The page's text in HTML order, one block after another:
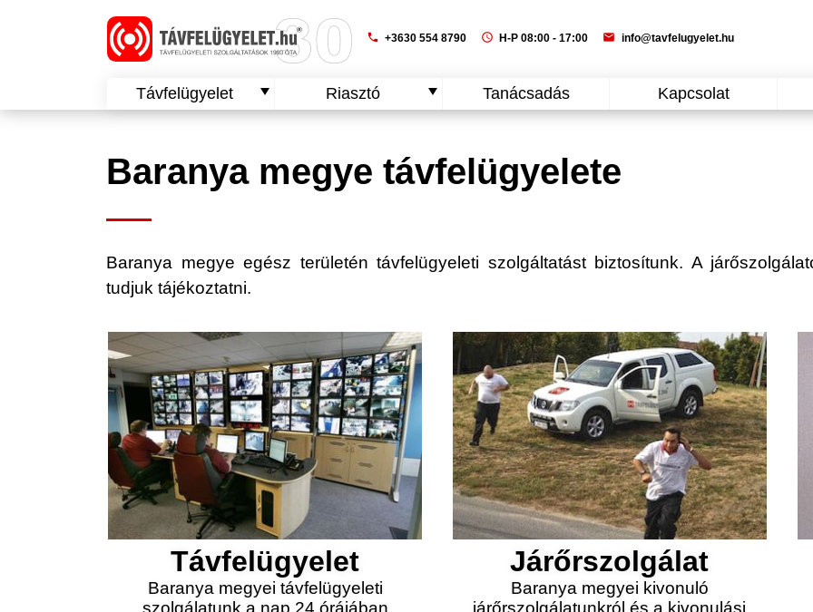
phone +3630 554 8790 schedule H-P 08:00 - 17:00 mail info@tavfelugyelet.hu
Távfelügyelet Riasztó Tanácsadás Kapcsolat
Baranya megye távfelügyelete
Baranya megye egész területén távfelügyeleti szolgáltatást biztosítunk. A
tudjuk tájékoztatni.
Távfelügyelet
Baranya megyei távfelügyeleti
szolgálatunk a nap 24 órájában
Járőrszolgálat
Baranya megyei kivonuló
járőrszolgálatunkról és a kivonulási